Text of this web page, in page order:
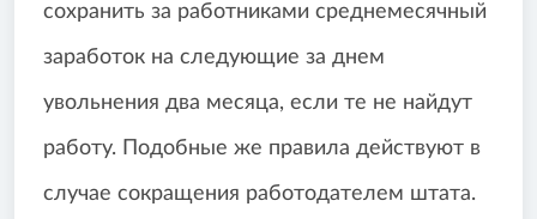
сохранить за работниками среднемесячный
заработок на следующие за днем
увольнения два месяца, если те не найдут
работу. Подобные же правила действуют в
случае сокращения работодателем штата.